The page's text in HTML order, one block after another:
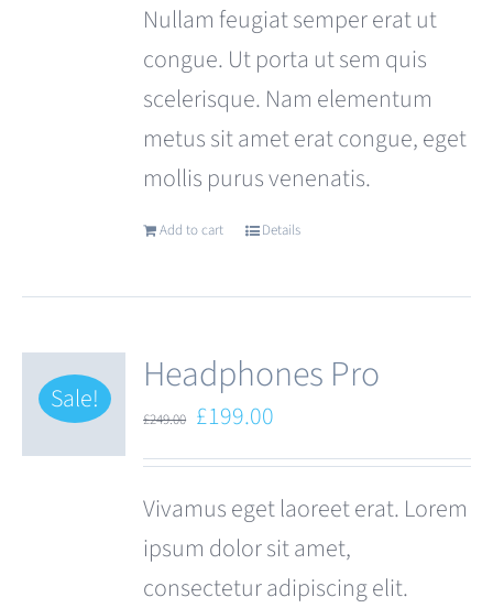
Nullam feugiat semper erat ut
congue. Ut porta ut sem quis
scelerisque. Nam elementum
metus sit amet erat congue, eget
mollis purus venenatis.
Add to cart Details
Sale! Headphones Pro
£249.00 Original
price
£249.00.
£199.00
price
is:
£199.00.
Vivamus eget laoreet erat. Lorem
ipsum dolor sit amet,
consectetur adipiscing elit.